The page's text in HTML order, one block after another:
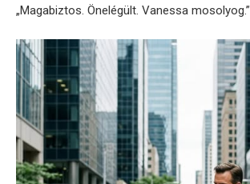
„Magabiztos. Önelégült. Vanessa mosolyog.”